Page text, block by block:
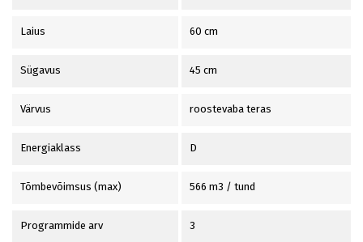
Laius 60 cm
Sügavus 45 cm
Värvus roostevaba teras
Energiaklass D
Tõmbevõimsus (max) 566 m3 / tund
Programmide arv 3